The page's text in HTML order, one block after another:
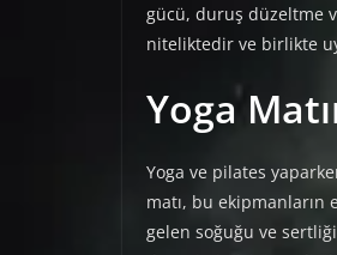
gücü, duruş düzeltme
niteliktedir ve birlikte
Yoga
Yoga ve pilates
matı, bu ekipmanların
gelen soğuğu ve